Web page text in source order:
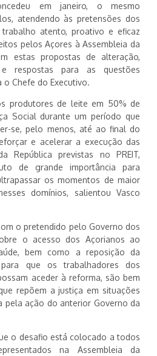
em janeiro, o mesmo
atendendo às pretensões dos
atento, proativo e eficaz
pelos Açores à Assembleia da
estas propostas de alteração,
e respostas para as questões
o Chefe do Executivo.
produtores de leite em 50% de
Social durante um período que
se, pelo menos, até ao final do
e acelerar a execução das
República previstas no PREIT,
de grande importância para
os momentos de maior
domínios, salientou Vasco
o pretendido pelo Governo dos
o acesso dos Açorianos ao
bem como a reposição da
que os trabalhadores dos
aceder à reforma, são bem
repõem a justiça em situações
pela ação do anterior Governo da
o desafio está colocado a todos
na Assembleia da